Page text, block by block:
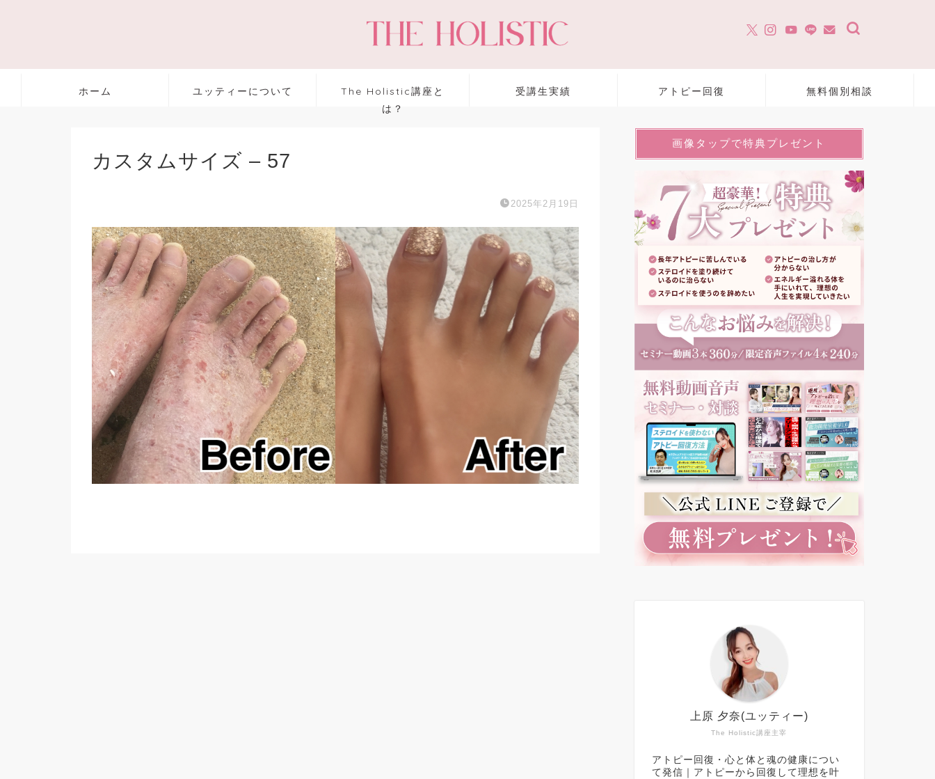
ホーム ユッティーについて
The Holistic講座と
は？
受講生実績 アトピー回復 無料個別相談
カスタムサイズ – 57
2025年2月19日
画像タップで特典プレゼント
The Holistic講座主宰
上原 夕奈(ユッティー)
アトピー回復・心と体と魂の健康につい
て発信｜アトピーから回復して理想を叶